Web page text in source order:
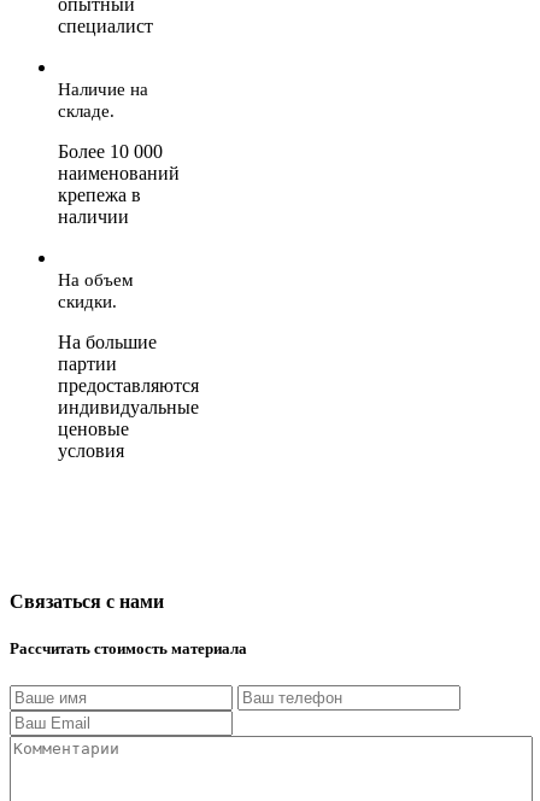
специалист
Наличие на
складе.
Более 10 000
наименований
крепежа в
наличии
На объем
скидки.
На большие
партии
предоставляются
индивидуальные
ценовые
условия
Связаться с нами
Рассчитать стоимость материала